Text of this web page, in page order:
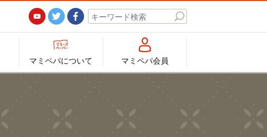
  

マミペパについて

マミペパ会員